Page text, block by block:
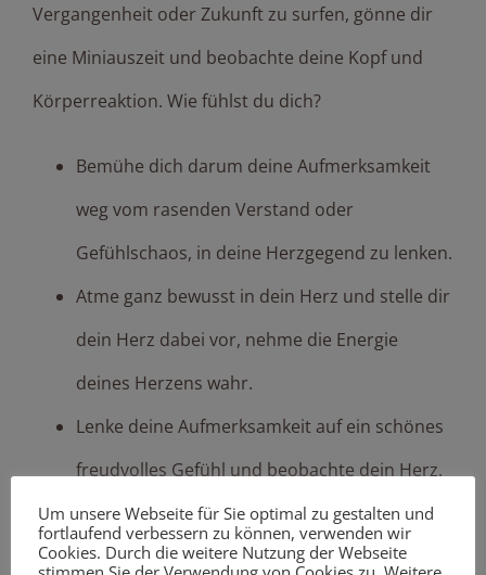
Vergangenheit oder Zukunft zu surfen, gönne dir
eine Miniauszeit und beobachte deine Kopf und
Körperreaktion. Wie fühlst du dich?
Bemühe dich darum deine Aufmerksamkeit
weg vom rasenden Verstand oder
Gefühlschaos, in deine Herzgegend zu lenken.
Atme ganz bewusst in dein Herz und stelle dir
dein Herz dabei vor, nehme die Energie
deines Herzens wahr.
Lenke deine Aufmerksamkeit auf ein schönes
freudvolles Gefühl und beobachte dein Herz.
Wie fühlt sich dein Herz an?
Frage dich was dein Herz nun braucht und
Um unsere Webseite für Sie optimal zu gestalten und
fortlaufend verbessern zu können, verwenden wir
Cookies. Durch die weitere Nutzung der Webseite